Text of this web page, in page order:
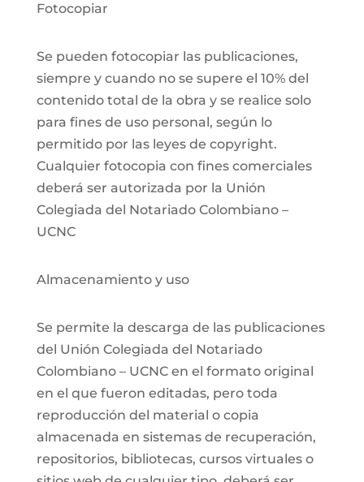
Fotocopiar
Se pueden fotocopiar las publicaciones,
siempre y cuando no se supere el 10% del
contenido total de la obra y se realice solo
para fines de uso personal, según lo
permitido por las leyes de copyright.
Cualquier fotocopia con fines comerciales
deberá ser autorizada por la Unión
Colegiada del Notariado Colombiano –
UCNC
Almacenamiento y uso
Se permite la descarga de las publicaciones
del Unión Colegiada del Notariado
Colombiano – UCNC en el formato original
en el que fueron editadas, pero toda
reproducción del material o copia
almacenada en sistemas de recuperación,
repositorios, bibliotecas, cursos virtuales o